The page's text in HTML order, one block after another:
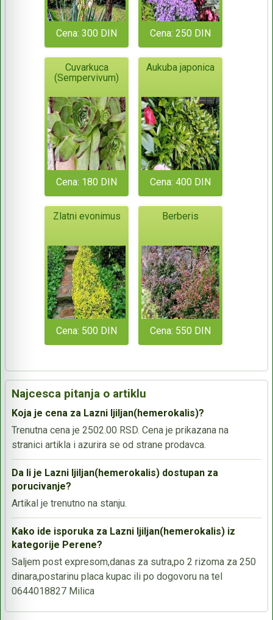
Cena: 300 DIN Cena: 250 DIN
Cuvarkuca
(Sempervivum)
Cena: 180 DIN
Aukuba japonica
Cena: 400 DIN
Zlatni evonimus
Cena: 500 DIN
Berberis
Cena: 550 DIN
Najcesca pitanja o artiklu
Koja je cena za Lazni ljiljan(hemerokalis)?
Trenutna cena je 2502.00 RSD. Cena je prikazana na
stranici artikla i azurira se od strane prodavca.
Da li je Lazni ljiljan(hemerokalis) dostupan za
porucivanje?
Artikal je trenutno na stanju.
Kako ide isporuka za Lazni ljiljan(hemerokalis) iz
kategorije Perene?
Saljem post expresom,danas za sutra,po 2 rizoma za 250
dinara,postarinu placa kupac ili po dogovoru na tel
0644018827 Milica